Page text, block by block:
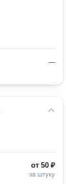
—
от 50 ₽
за штуку